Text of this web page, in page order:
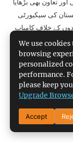
تعاون بھی بڑھایا
کی سیکیورٹی
کے خلاف کامیاب
کے بعد
میں مزید حمایت
نے اس عزم کا
ممکنہ صلاحیتوں
جاری رکھے گی اور
رکھے گی۔
We use
browsing
personalized
performance.
please keep
Upgrade
Accept